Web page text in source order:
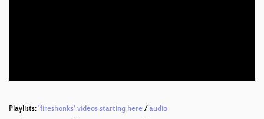
Playlists: 'fireshonks' videos starting here / audio